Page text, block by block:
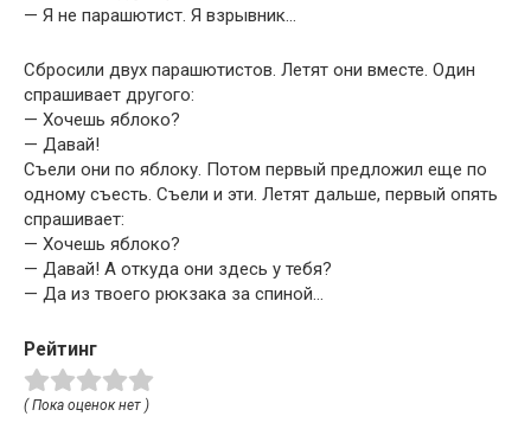
— Я не парашютист. Я взрывник…
Сбросили двух парашютистов. Летят они вместе. Один
спрашивает другого:
— Хочешь яблоко?
— Давай!
Съели они по яблоку. Потом первый предложил еще по
одному съесть. Съели и эти. Летят дальше, первый опять
спрашивает:
— Хочешь яблоко?
— Давай! А откуда они здесь у тебя?
— Да из твоего рюкзака за спиной…
Рейтинг
( Пока оценок нет )